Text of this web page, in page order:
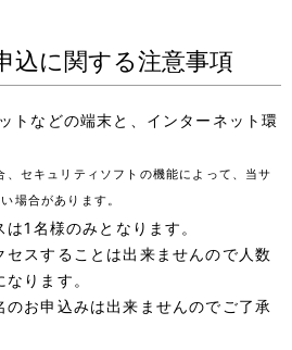
込に関する注意事項
トなどの端末と、インターネット環
、セキュリティソフトの機能によって、当サ
場合があります。
1名様のみとなります。
スすることは出来ませんので人数
ります。
のお申込みは出来ませんのでご了承